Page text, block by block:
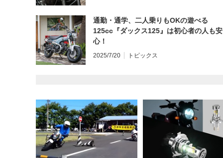
通勤・通学、二人乗りもOKの遊べる
125cc『ダックス125』は初心者の人も安
心！
2025/7/20 トピックス